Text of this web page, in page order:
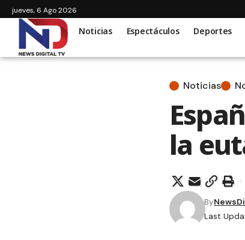
jueves, 6 Ago 2026
Noticias Espectáculos Deportes
Noticias
la
Last
By